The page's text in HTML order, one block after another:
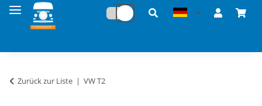
Zurück zur Liste VW T2